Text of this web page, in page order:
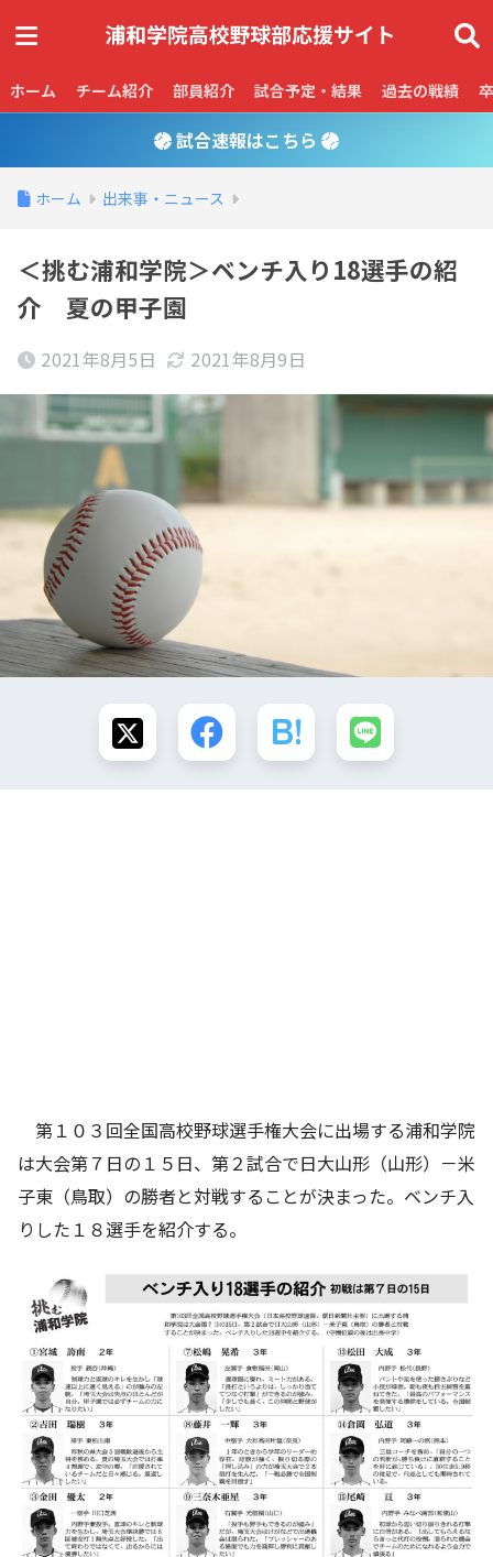
ホーム チーム紹介 部員紹介 試合予定・結果 過去の戦績
試合速報はこちら
ホーム 出来事・ニュース
＜挑む浦和学院＞ベンチ入り18選手の紹
介 夏の甲子園
2021年8月5日 2021年8月9日
第１０３回全国高校野球選手権大会に出場する浦和学院
は大会第７日の１５日、第２試合で日大山形（山形）－米
子東（鳥取）の勝者と対戦することが決まった。ベンチ入
りした１８選手を紹介する。